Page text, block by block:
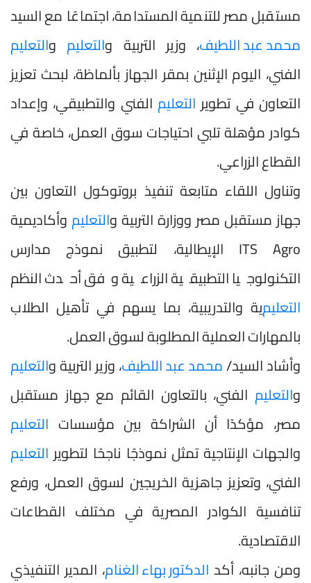
مستقبل مصر للتنمية المستدامة، اجتماعًا مع السيد
محمد عبد اللطيف، وزير التربية والتعليموالتعليم
الفني، اليوم الإثنين بمقر الجهاز بألماظة، لبحث تعزيز
التعاون في تطوير التعليم الفني والتطبيقي، وإعداد
كوادر مؤهلة تلبي احتياجات سوق العمل، خاصة في
القطاع الزراعي.
وتناول اللقاء متابعة تنفيذ بروتوكول التعاون بين
جهاز مستقبل مصر ووزارة التربية والتعليموأكاديمية
ITS Agro الإيطالية، لتطبيق نموذج مدارس
التكنولوجيا التطبيقية الزراعية وفق أحدث النظم
التعليمية والتدريبية، بما يسهم في تأهيل الطلاب
بالمهارات العملية المطلوبة لسوق العمل.
وأشاد السيد/محمد عبد اللطيف، وزير التربية والتعليم
والتعليم الفني، بالتعاون القائم مع جهاز مستقبل
مصر، مؤكدًا أن الشراكة بين مؤسسات التعليم
والجهات الإنتاجية تمثل نموذجًا ناجحًا لتطوير التعليم
الفني، وتعزيز جاهزية الخريجين لسوق العمل، ورفع
تنافسية الكوادر المصرية في مختلف القطاعات
الاقتصادية.
ومن جانبه، أكد الدكتور بهاء الغنام، المدير التنفيذي